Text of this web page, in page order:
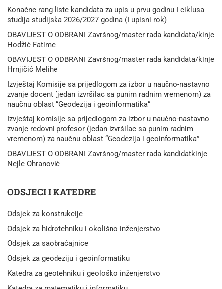
Konačne rang liste kandidata za upis u prvu godinu I ciklusa
studija studijska 2026/2027 godina (I upisni rok)
OBAVIJEST O ODBRANI Završnog/master rada kandidata/kinje
Hodžić Fatime
OBAVIJEST O ODBRANI Završnog/master rada kandidata/kinje
Hrnjičić Melihe
Izvještaj Komisije sa prijedlogom za izbor u naučno-nastavno
zvanje docent (jedan izvršilac sa punim radnim vremenom) za
naučnu oblast “Geodezija i geoinformatika”
Izvještaj komisije sa prijedlogom za izbor u naučno-nastavno
zvanje redovni profesor (jedan izvršilac sa punim radnim
vremenom) za naučnu oblast “Geodezija i geoinformatika”
OBAVIJEST O ODBRANI Završnog/master rada kandidatkinje
Nejle Ohranović
ODSJECI I KATEDRE
Odsjek za konstrukcije
Odsjek za hidrotehniku i okolišno inženjerstvo
Odsjek za saobraćajnice
Odsjek za geodeziju i geoinformatiku
Katedra za geotehniku i geološko inženjerstvo